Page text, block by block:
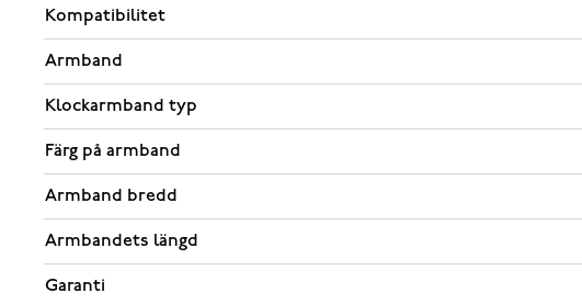
Kompatibilitet
Armband
Klockarmband typ
Färg på armband
Armband bredd
Armbandets längd
Garanti